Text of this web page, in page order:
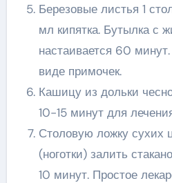
Березовые листья 1
мл кипятка. Бутылка с
настаивается 60
виде примочек.
Кашицу из дольки
10-15 минут для
Столовую ложку сухих
(ноготки) залить
10 минут. Простое